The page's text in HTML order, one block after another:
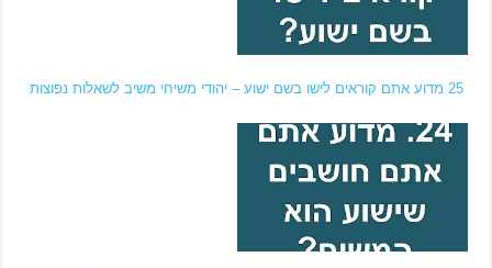
25 מדוע אתם קוראים לישו בשם ישוע – יהודי משיחי משיב לשאלות נפוצות